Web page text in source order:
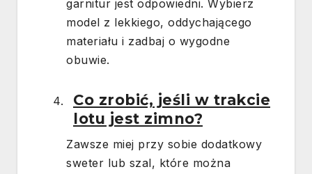
garnitur jest odpowiedni. Wybierz
model z lekkiego, oddychającego
materiału i zadbaj o wygodne
obuwie.
Co zrobić, jeśli w trakcie
lotu jest zimno?
Zawsze miej przy sobie dodatkowy
sweter lub szal, które można